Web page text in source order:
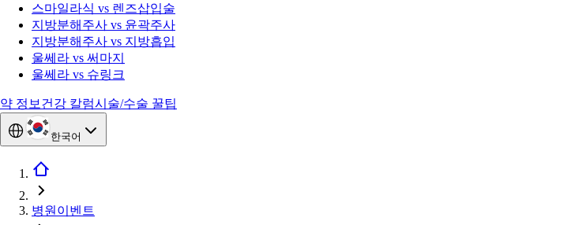
스마일라식 vs 렌즈삽입술
지방분해주사 vs 윤곽주사
지방분해주사 vs 지방흡입
울쎄라 vs 써마지
울쎄라 vs 슈링크
약 정보 건강 칼럼시술/수술 꿀팁
한국어
병원이벤트